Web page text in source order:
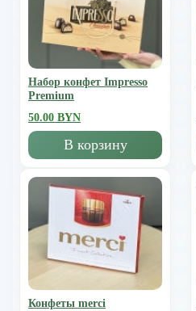
Набор конфет Impresso
Premium
50.00 BYN
В корзину
Конфеты merci